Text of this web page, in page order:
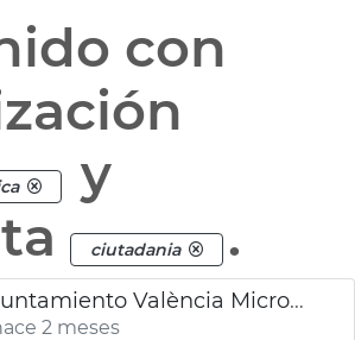
con
y
ciutadania .
Acuerdo Ayuntamiento València Microsoft cursos IA
2 meses